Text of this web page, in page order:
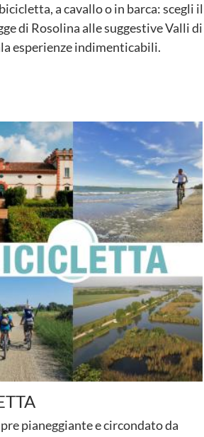
a cavallo o in barca:
di Rosolina alle suggestive Valli
esperienze indimenticabili.
pianeggiante e circondato da